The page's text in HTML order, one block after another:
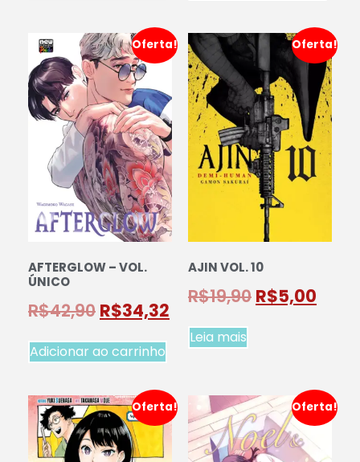
Oferta!
AFTERGLOW – VOL.
ÚNICO
R$42,90 R$34,32
Adicionar ao carrinho
Oferta!
AJIN VOL. 10
R$19,90 R$5,00
Leia mais
Oferta! Oferta!